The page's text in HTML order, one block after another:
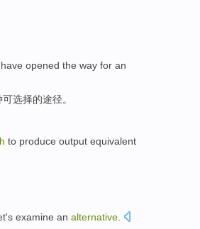
opened the way for an
可选择的途径。
to produce output equivalent
's examine an alternative